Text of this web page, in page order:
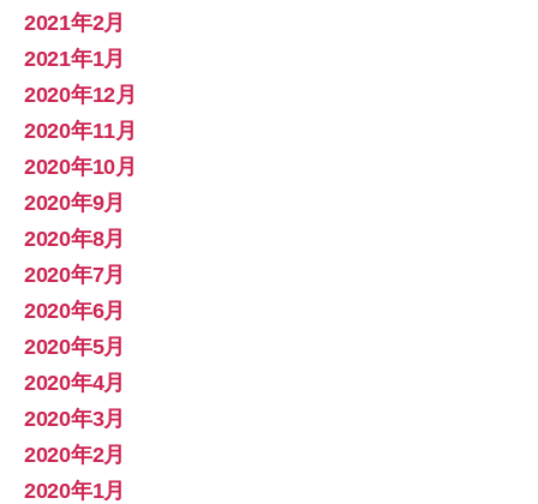
2021年2月
2021年1月
2020年12月
2020年11月
2020年10月
2020年9月
2020年8月
2020年7月
2020年6月
2020年5月
2020年4月
2020年3月
2020年2月
2020年1月